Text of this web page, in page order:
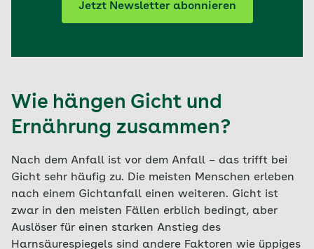
Jetzt Newsletter abonnieren
Wie hängen Gicht und
Ernährung zusammen?
Nach dem Anfall ist vor dem Anfall – das trifft bei
Gicht sehr häufig zu. Die meisten Menschen erleben
nach einem Gichtanfall einen weiteren. Gicht ist
zwar in den meisten Fällen erblich bedingt, aber
Auslöser für einen starken Anstieg des
Harnsäurespiegels sind andere Faktoren wie üppiges